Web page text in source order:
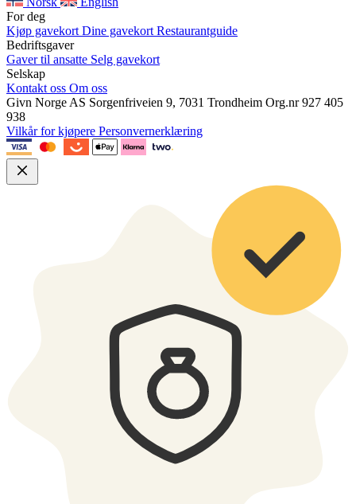
For deg
Kjøp gavekort Dine gavekort Restaurantguide
Bedriftsgaver
Gaver til ansatte Selg gavekort
Selskap
Kontakt oss Om oss
Givn Norge AS Sorgenfriveien 9, 7031 Trondheim Org.nr 927 405
938
Vilkår for kjøpere Personvernerklæring